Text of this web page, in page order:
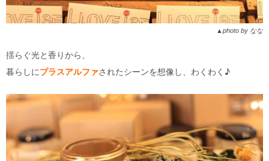
▲photo by なな
揺らぐ光と香りから、
暮らしにプラスアルファされたシーンを想像し、わくわく♪